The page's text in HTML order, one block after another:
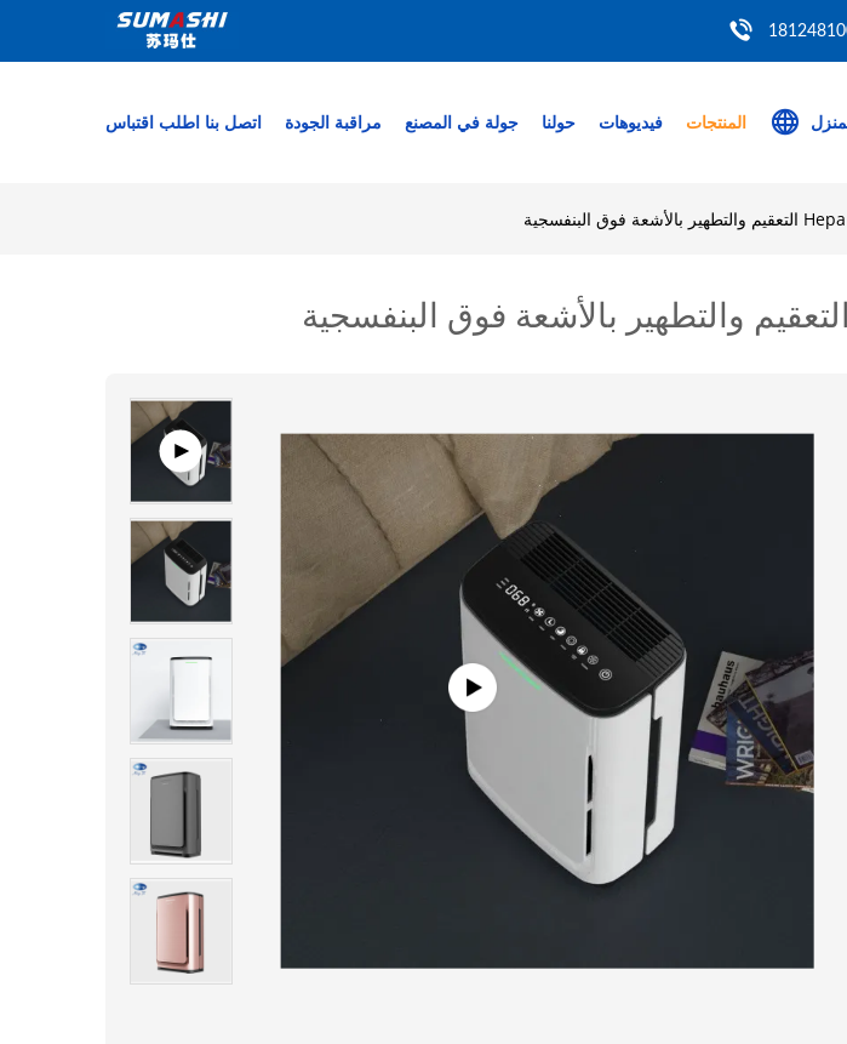
المنتجات فيديوهات حولنا جولة في المصنع مراقبة الجودة اتصل بنا اطلب اقتباس